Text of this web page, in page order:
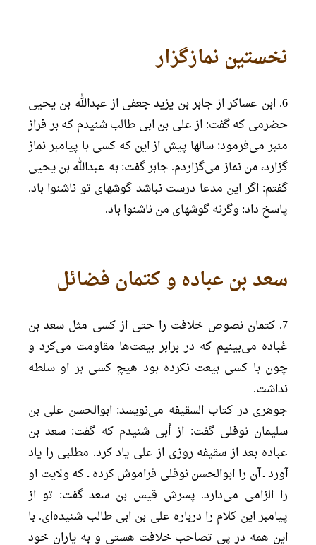
نخستین نمازگزار
6. ابن عساکر از جابر بن یزید جعفی از عبدالله بن یحیی
حضرمی که گفت: از علی بن ابی طالب شنیدم که بر فراز
منبر می‌فرمود: سالها پیش از این که کسی با پیامبر نماز
گزارد، من نماز می‌گزاردم. جابر گفت: به عبدالله بن یحیی
گفتم: اگر این مدعا درست نباشد گوشهای تو ناشنوا باد.
پاسخ داد: وگرنه گوشهای من ناشنوا باد.
سعد بن عباده و کتمان فضائل
7. کتمان نصوص خلافت را حتی از کسی مثل سعد بن
عُباده می‌بینیم که در برابر بیعت‌ها مقاومت می‌کرد و
چون با کسی بیعت نکرده بود هیچ کسی بر او سلطه
نداشت.
جوهری در کتاب السقیفه می‌نویسد: ابوالحسن علی بن
سلیمان نوفلی گفت: از اُبی شنیدم که گفت: سعد بن
عباده بعد از سقیفه روزی از علی یاد کرد. مطلبی را یاد
آورد ـ آن را ابوالحسن نوفلی فراموش کرده ـ که ولایت او
را الزامی می‌دارد. پسرش قیس بن سعد گفت: تو از
پیامبر این کلام را درباره علی بن ابی طالب شنیده‌ای. با
این همه در پی تصاحب خلافت هستی و به یاران خود